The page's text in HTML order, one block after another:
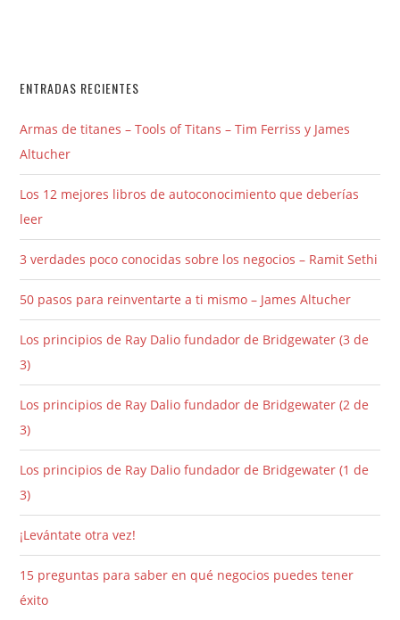
ENTRADAS RECIENTES
Armas de titanes – Tools of Titans – Tim Ferriss y James
Altucher
Los 12 mejores libros de autoconocimiento que deberías
leer
3 verdades poco conocidas sobre los negocios – Ramit Sethi
50 pasos para reinventarte a ti mismo – James Altucher
Los principios de Ray Dalio fundador de Bridgewater (3 de
3)
Los principios de Ray Dalio fundador de Bridgewater (2 de
3)
Los principios de Ray Dalio fundador de Bridgewater (1 de
3)
¡Levántate otra vez!
15 preguntas para saber en qué negocios puedes tener
éxito